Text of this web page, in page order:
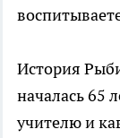
История
началась 65
учителю и